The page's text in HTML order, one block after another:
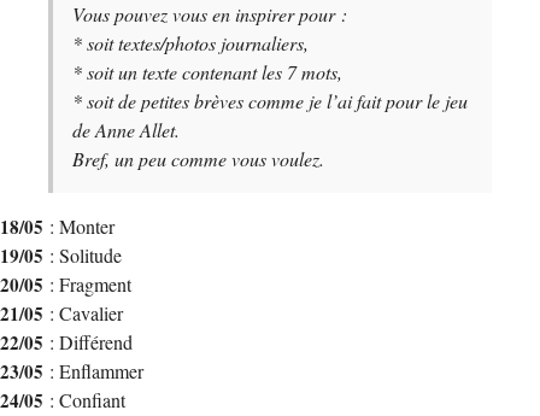
Vous pouvez vous en inspirer pour :
* soit textes/photos journaliers,
* soit un texte contenant les 7 mots,
* soit de petites brèves comme je l’ai fait pour le jeu
de Anne Allet.
Bref, un peu comme vous voulez.
18/05 : Monter
19/05 : Solitude
20/05 : Fragment
21/05 : Cavalier
22/05 : Différend
23/05 : Enflammer
24/05 : Confiant